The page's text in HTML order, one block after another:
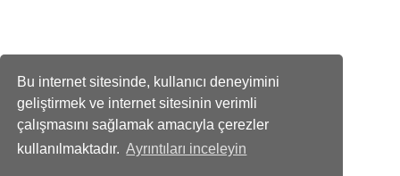
Bu internet sitesinde, kullanıcı deneyimini
geliştirmek ve internet sitesinin verimli
çalışmasını sağlamak amacıyla çerezler
kullanılmaktadır. Ayrıntıları inceleyin